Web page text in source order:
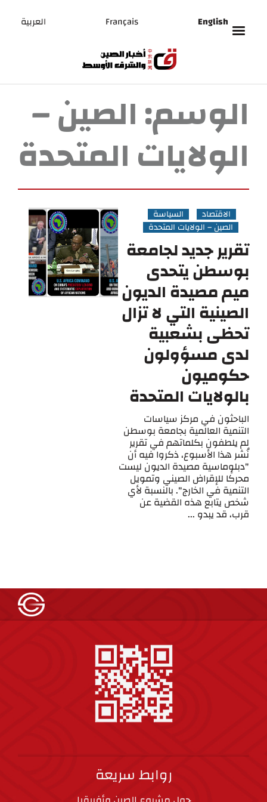
English
Français العربية
الوسم:الصين –
الولايات المتحدة
الاقتصاد
السياسة
الصين – الولايات المتحدة
تقرير جديد لجامعة
بوسطن يتحدى
ميم مصيدة الديون
الصينية التي لا تزال
تحظى بشعبية
لدى مسؤولون
حكوميون
بالولايات المتحدة
الباحثون في مركز سياسات
التنمية العالمية بجامعة بوسطن
لم يلطفون بكلماتهم في تقرير
نُشر هذا الأسبوع، ذكروا فيه أن
"دبلوماسية مصيدة الديون ليست
محركًا للإقراض الصيني وتمويل
التنمية في الخارج". بالنسبة لأي
شخص يتابع هذه القضية عن
قرب، قد يبدو ...
روابط سريعة